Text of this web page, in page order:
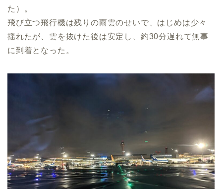
た）。
飛び立つ飛行機は残りの雨雲のせいで、はじめは少々
揺れたが、雲を抜けた後は安定し、約30分遅れて無事
に到着となった。